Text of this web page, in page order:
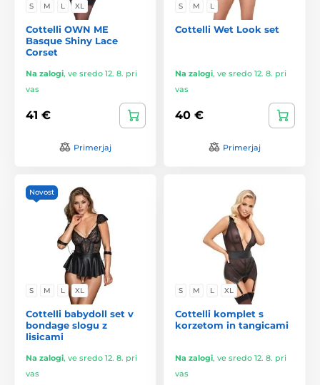
S M L XL
Cottelli OWN ME
Basque Shiny Lace
Corset
Na zalogi, ve sredo 12. 8. pri
vas
41 €
Primerjaj
S M L
Cottelli Wet Look set
Na zalogi, ve sredo 12. 8. pri
vas
40 €
Primerjaj
Novost
S M L XL
Cottelli babydoll set v
bondage slogu z
lisicami
Na zalogi, ve sredo 12. 8. pri
vas
S M L XL
Cottelli komplet s
korzetom in tangicami
Na zalogi, ve sredo 12. 8. pri
vas